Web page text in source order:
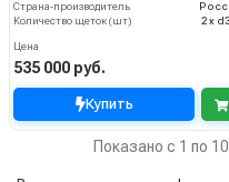
Страна-производитель
Количество щеток (шт)
2 х
Цена
535 000 руб.
Купить
Показано с 1 по